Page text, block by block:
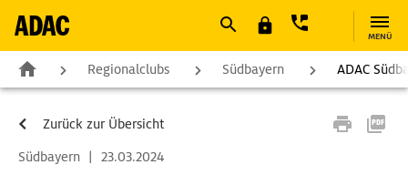
MENÜ
Regionalclubs Südbayern ADAC
Zurück zur Übersicht
Südbayern | 23.03.2024